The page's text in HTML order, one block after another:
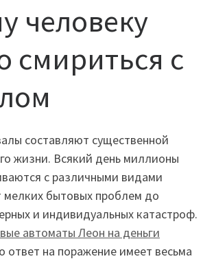
человеку
смириться с
составляют существенной
жизни. Всякий день миллионы
с различными видами
мелких бытовых проблем до
и индивидуальных катастроф.
автоматы Леон на деньги
ответ на поражение имеет весьма